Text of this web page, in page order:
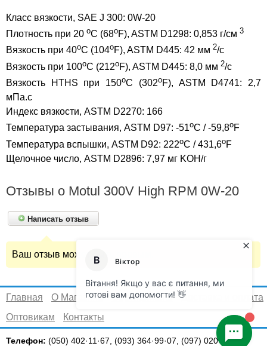
Класс вязкости, SAE J 300: 0W-20
Плотность при 20 oC (68oF), ASTM D1298: 0,853 г/см 3
Вязкость при 40oC (104oF), ASTM D445: 42 мм 2/с
Вязкость при 100oC (212oF), ASTM D445: 8,0 мм 2/с
Вязкость HTHS при 150oC (302oF), ASTM D4741: 2,7
мПа.с
Индекс вязкости, ASTM D2270: 166
Температура застывания, ASTM D97: -51oC / -59,8oF
Температура вспышки, ASTM D92: 222oC / 431,6oF
Щелочное число, ASTM D2896: 7,97 мг KOH/г
Отзывы о Motul 300V High RPM 0W-20
Написать отзыв
Ваш отзыв может быть первым.
Главная О Магазине Сертификаты
Доставка и оплата
Оптовикам
Контакты
Телефон: (050) 402·11·67, (093) 364·99·07, (097) 020·07·27